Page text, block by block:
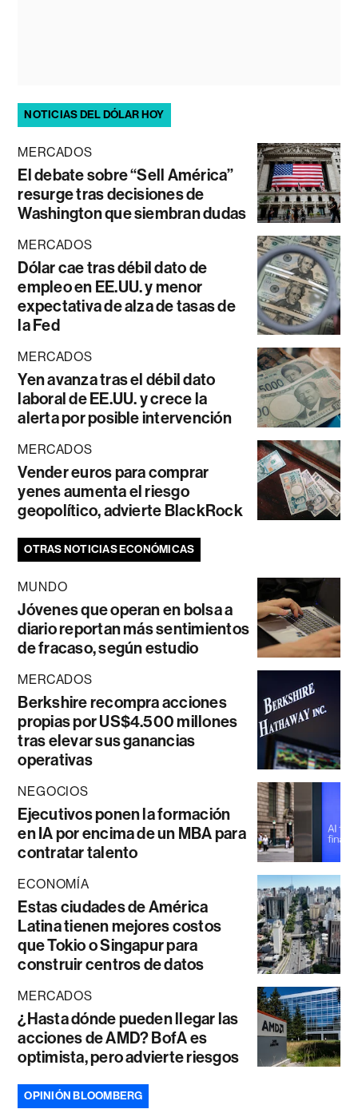
NOTICIAS DEL DÓLAR HOY
MERCADOS
El debate sobre “Sell América”
resurge tras decisiones de
Washington que siembran dudas
MERCADOS
Dólar cae tras débil dato de
empleo en EE.UU. y menor
expectativa de alza de tasas de
la Fed
MERCADOS
Yen avanza tras el débil dato
laboral de EE.UU. y crece la
alerta por posible intervención
MERCADOS
Vender euros para comprar
yenes aumenta el riesgo
geopolítico, advierte BlackRock
OTRAS NOTICIAS ECONÓMICAS
MUNDO
Jóvenes que operan en bolsa a
diario reportan más sentimientos
de fracaso, según estudio
MERCADOS
Berkshire recompra acciones
propias por US$4.500 millones
tras elevar sus ganancias
operativas
NEGOCIOS
Ejecutivos ponen la formación
en IA por encima de un MBA para
contratar talento
ECONOMÍA
Estas ciudades de América
Latina tienen mejores costos
que Tokio o Singapur para
construir centros de datos
MERCADOS
¿Hasta dónde pueden llegar las
acciones de AMD? BofA es
optimista, pero advierte riesgos
OPINIÓN BLOOMBERG